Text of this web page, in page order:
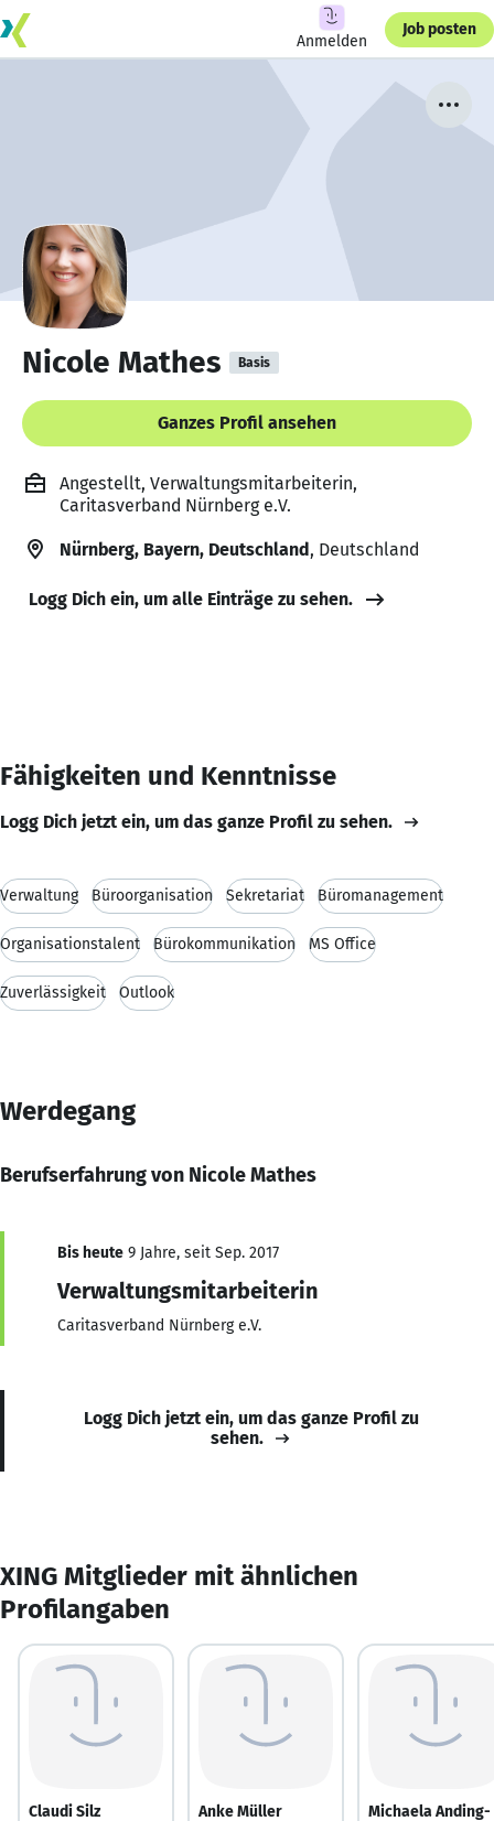
Anmelden
Job posten
Nicole Mathes Basis
Ganzes Profil ansehen
Angestellt, Verwaltungsmitarbeiterin,
Caritasverband Nürnberg e.V.
Nürnberg, Bayern, Deutschland, Deutschland
Logg Dich ein, um alle Einträge zu sehen.
Fähigkeiten und Kenntnisse
Logg Dich jetzt ein, um das ganze Profil zu sehen.
Verwaltung Büroorganisation Sekretariat Büromanagement
Organisationstalent Bürokommunikation MS Office
Zuverlässigkeit Outlook
Werdegang
Berufserfahrung von Nicole Mathes
Bis heute 9 Jahre, seit Sep. 2017
Verwaltungsmitarbeiterin
Caritasverband Nürnberg e.V.
Logg Dich jetzt ein, um das ganze Profil zu
sehen.
XING Mitglieder mit ähnlichen
Profilangaben
Claudi Silz Anke Müller
Michaela Anding-